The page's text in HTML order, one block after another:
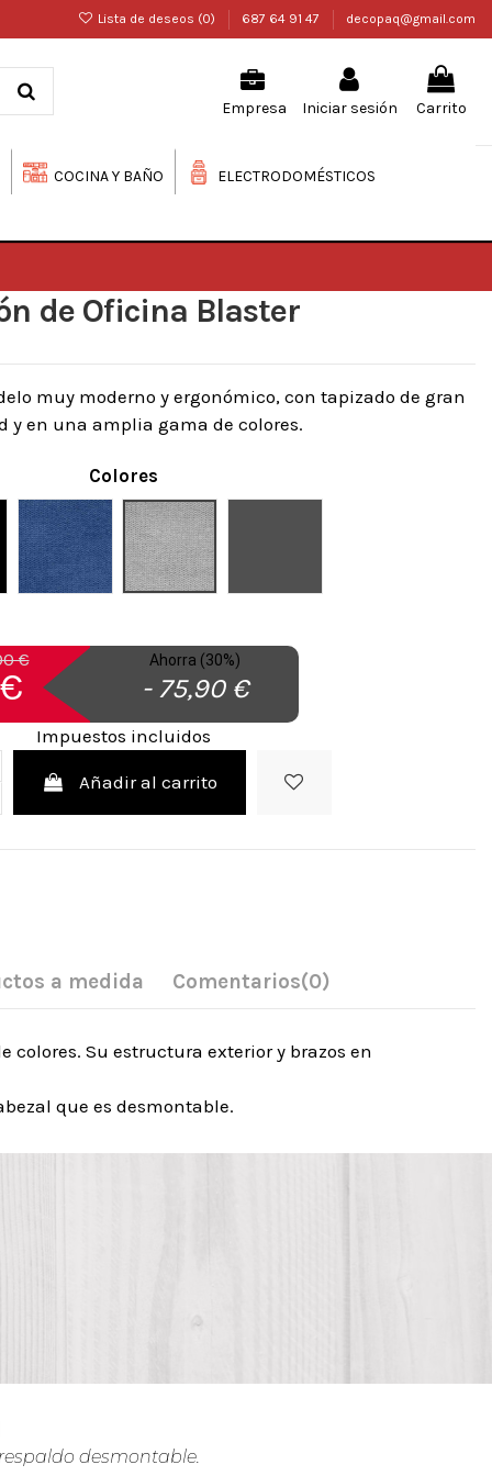
Lista de deseos (0) 687 64 91 47 decopaq@gmail.com
Empresa Iniciar sesión Carrito
COCINA Y BAÑO ELECTRODOMÉSTICOS
de Oficina Blaster
muy moderno y ergonómico, con tapizado de gran
y en una amplia gama de colores.
Colores
Azul Gris Claro
€ Ahorra (30%)
- 75,90 €
Impuestos incluidos
Añadir al carrito
a medida Comentarios(0)
Su estructura exterior y brazos en
que es desmontable.
desmontable.